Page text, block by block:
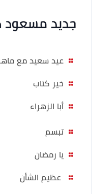
جديد مسعود
عيد سعيد مع
خير كتاب
أبا الزهراء
تبسم
يا رمضان
عظيم الشأن